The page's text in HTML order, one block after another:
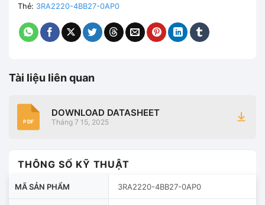
Thẻ: 3RA2220-4BB27-0AP0
Tài liệu liên quan
PDF
DOWNLOAD DATASHEET
Tháng 7 15, 2025
THÔNG SỐ KỸ THUẬT
MÃ SẢN PHẨM 3RA2220-4BB27-0AP0